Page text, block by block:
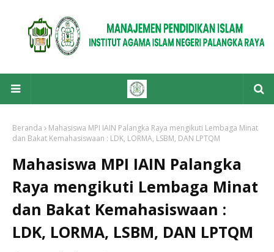
Beranda
Mahasiswa MPI IAIN Palangka Raya mengikuti Lembaga Minat
dan Bakat Kemahasiswaan : LDK, LORMA, LSBM, DAN LPTQM
Mahasiswa MPI IAIN Palangka
Raya mengikuti Lembaga Minat
dan Bakat Kemahasiswaan :
LDK, LORMA, LSBM, DAN LPTQM